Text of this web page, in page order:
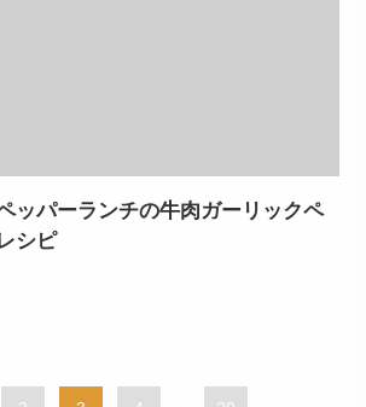
ッパーランチの牛肉ガーリックペ
シピ